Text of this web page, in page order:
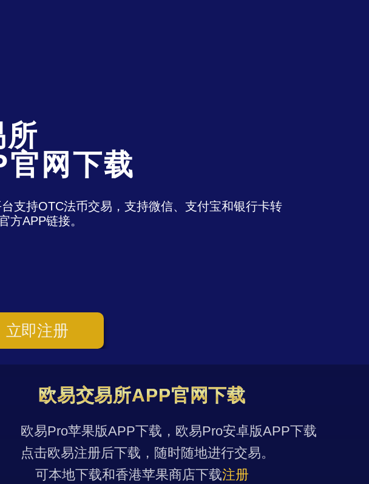
所
网下载
支持OTC法币交易，支持微信、支付宝和银行卡转
方APP链接。
立即注册
欧易交易所APP官网下载
欧易Pro苹果版APP下载，欧易Pro安卓版APP下载
点击欧易注册后下载，随时随地进行交易。
可本地下载和香港苹果商店下载注册